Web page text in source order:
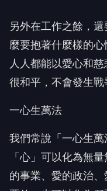
另外在工作之餘，
麼要抱著什麼樣的
人人都能以愛心和
很和平，不會發生戰
一心生萬法
我們常說「一心生
「心」可以化為無
的事業、愛的政治